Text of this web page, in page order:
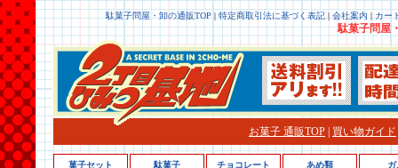
駄菓子問屋・卸の通販TOP | 特定商取引法に基づく表記 | 会社案内 | カー
駄菓子問屋
お菓子 通販TOP 買い物ガイド